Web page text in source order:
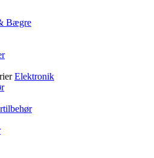
Bægre
Elektronik